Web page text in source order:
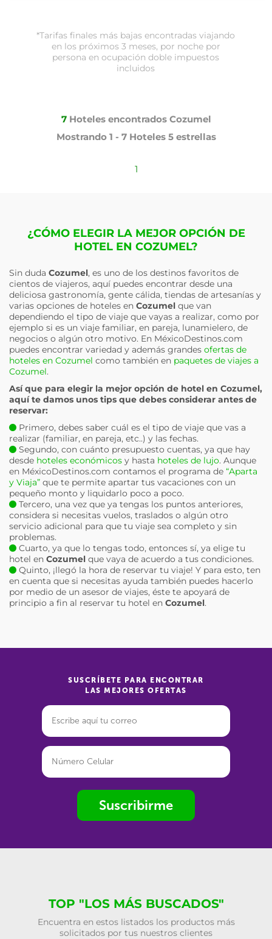
*Tarifas finales más bajas encontradas viajando
en los próximos 3 meses, por noche por
persona en ocupación doble impuestos
incluidos
7Hoteles encontrados Cozumel
Mostrando 1 - 7Hoteles 5 estrellas
1
¿CÓMO ELEGIR LA MEJOR OPCIÓN DE
HOTEL EN COZUMEL?
Sin duda Cozumel, es uno de los destinos favoritos de
cientos de viajeros, aquí puedes encontrar desde una
deliciosa gastronomía, gente cálida, tiendas de artesanías y
varias opciones de hoteles en Cozumel que van
dependiendo el tipo de viaje que vayas a realizar, como por
ejemplo si es un viaje familiar, en pareja, lunamielero, de
negocios o algún otro motivo. En MéxicoDestinos.com
puedes encontrar variedad y además grandes ofertas de
hoteles en Cozumel como también en paquetes de viajes a
Cozumel.
Así que para elegir la mejor opción de hotel en Cozumel,
aquí te damos unos tips que debes considerar antes de
reservar:
Primero, debes saber cuál es el tipo de viaje que vas a
realizar (familiar, en pareja, etc..) y las fechas.
Segundo, con cuánto presupuesto cuentas, ya que hay
desde hoteles económicos y hasta hoteles de lujo. Aunque
en MéxicoDestinos.com contamos el programa de “Aparta
y Viaja” que te permite apartar tus vacaciones con un
pequeño monto y liquidarlo poco a poco.
Tercero, una vez que ya tengas los puntos anteriores,
considera si necesitas vuelos, traslados o algún otro
servicio adicional para que tu viaje sea completo y sin
problemas.
Cuarto, ya que lo tengas todo, entonces sí, ya elige tu
hotel en Cozumel que vaya de acuerdo a tus condiciones.
Quinto, ¡llegó la hora de reservar tu viaje! Y para esto, ten
en cuenta que si necesitas ayuda también puedes hacerlo
por medio de un asesor de viajes, éste te apoyará de
principio a fin al reservar tu hotel en Cozumel.
SUSCRÍBETE PARA ENCONTRAR
LAS MEJORES OFERTAS
Suscribirme
TOP "LOS MÁS BUSCADOS"
Encuentra en estos listados los productos más
solicitados por tus nuestros clientes